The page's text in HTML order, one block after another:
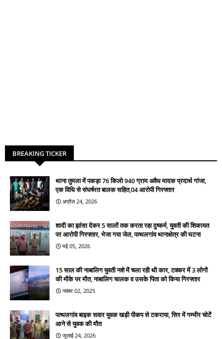
BREAKING TICKER
थाना तुमला में पकड़ा 76 किलो 940 ग्राम अवैध मादक प्रदार्थ गांजा,
एक विधि से संघर्षरत बालक सहित,04 आरोपी गिरफ्तार
अप्रैल 24, 2026
शादी का झांसा देकर 5 सालों तक करता रहा दुष्कर्म, युवती की शिकायत
पर आरोपी गिरफ्तार, भेजा गया जेल, पत्थलगांव थानाक्षेत्र की घटना
मई 05, 2026
15 साल की नाबालिग युवती नशे में चला रही थी कार, टक्कर में 3 लोगों
की मौके पर मौत, नाबालिग चालक व उसके पिता को किया गिरफ्तार
नवंबर 02, 2025
पत्थलगांव बाइक सवार युवक खड़ी पीकप से टकराया, सिर में गम्भीर चोटें
आने से युवक की मौत
जुलाई 24, 2026